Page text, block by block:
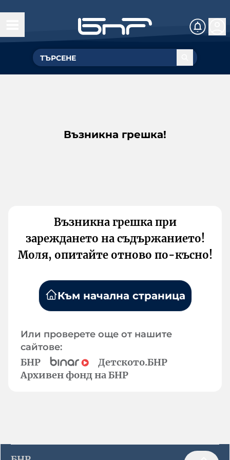
Възникна грешка!
Възникна грешка при
зареждането на съдържанието!
Моля, опитайте отново по-късно!
Към начална страница
Или проверете още от нашите
сайтове:
БНР
Детското.БНР
Архивен фонд на БНР